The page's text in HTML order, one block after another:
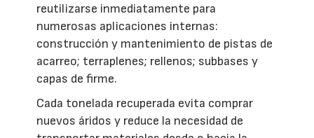
reutilizarse inmediatamente para
numerosas aplicaciones internas:
construcción y mantenimiento de pistas de
acarreo; terraplenes; rellenos; subbases y
capas de firme.
Cada tonelada recuperada evita comprar
nuevos áridos y reduce la necesidad de